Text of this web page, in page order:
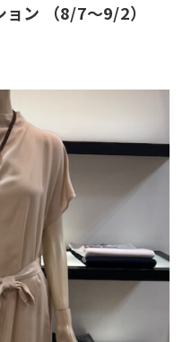
ン （8/7～9/2）